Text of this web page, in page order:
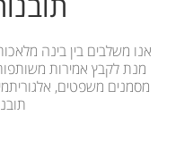
מנת לקבץ אמירות
מסמנים משפטים,